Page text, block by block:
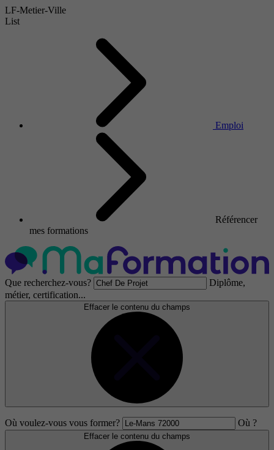
LF-Metier-Ville
List
Emploi
Référencer
mes formations
Que recherchez-vous?
Diplôme,
métier, certification...
Effacer le contenu du champs
Où voulez-vous vous former? Où ?
Effacer le contenu du champs